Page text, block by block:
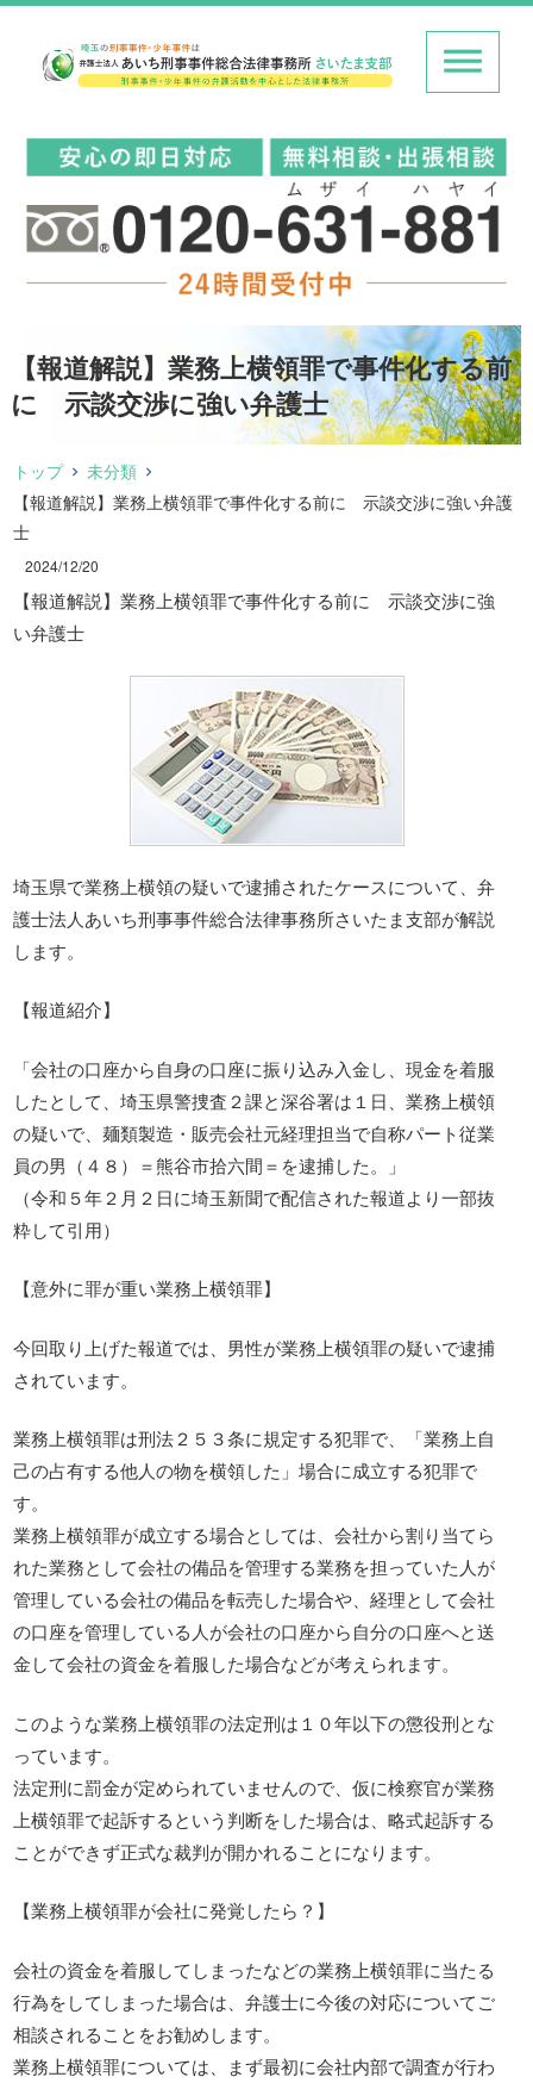
【報道解説】業務上横領罪で事件化する前
に 示談交渉に強い弁護士
トップ
未分類
【報道解説】業務上横領罪で事件化する前に 示談交渉に強い弁護
士
2024/12/20
【報道解説】業務上横領罪で事件化する前に 示談交渉に強
い弁護士
埼玉県で業務上横領の疑いで逮捕されたケースについて、弁
護士法人あいち刑事事件総合法律事務所さいたま支部が解説
します。
【報道紹介】
「会社の口座から自身の口座に振り込み入金し、現金を着服
したとして、埼玉県警捜査２課と深谷署は１日、業務上横領
の疑いで、麺類製造・販売会社元経理担当で自称パート従業
員の男（４８）＝熊谷市拾六間＝を逮捕した。」
（令和５年２月２日に埼玉新聞で配信された報道より一部抜
粋して引用）
【意外に罪が重い業務上横領罪】
今回取り上げた報道では、男性が業務上横領罪の疑いで逮捕
されています。
業務上横領罪は刑法２５３条に規定する犯罪で、「業務上自
己の占有する他人の物を横領した」場合に成立する犯罪で
す。
業務上横領罪が成立する場合としては、会社から割り当てら
れた業務として会社の備品を管理する業務を担っていた人が
管理している会社の備品を転売した場合や、経理として会社
の口座を管理している人が会社の口座から自分の口座へと送
金して会社の資金を着服した場合などが考えられます。
このような業務上横領罪の法定刑は１０年以下の懲役刑とな
っています。
法定刑に罰金が定められていませんので、仮に検察官が業務
上横領罪で起訴するという判断をした場合は、略式起訴する
ことができず正式な裁判が開かれることになります。
【業務上横領罪が会社に発覚したら？】
会社の資金を着服してしまったなどの業務上横領罪に当たる
行為をしてしまった場合は、弁護士に今後の対応についてご
相談されることをお勧めします。
業務上横領罪については、まず最初に会社内部で調査が行わ